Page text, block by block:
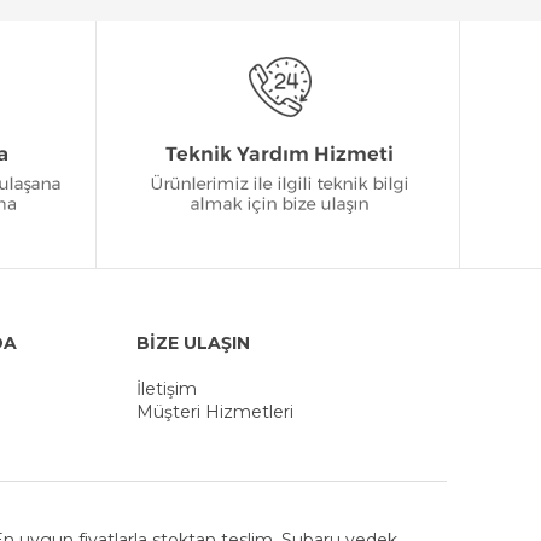
BİZE ULAŞIN
İletişim
Müşteri Hizmetleri